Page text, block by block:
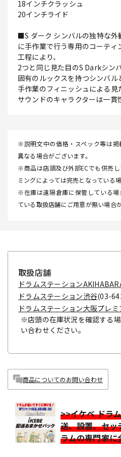
18インチクラッシュ
20インチライド
■S ダーク シンバルの独特な外
に手作業で行う専用のコーテ
工程により、
2つと同じ見た目のS Darkシン
固有のルックスを持つシンバル
手作業のフィニッシュによる見
サウンドのキャラクターは一貫
※説明文中の価格・スペック等は
異なる場合がございます。
※商品は店頭及び外部ECでも併売
ミングによっては完売となっている
※在庫は遠隔倉庫に保管している
ている取扱店舗にご用意が無い場合
取扱店舗
ドラムステーション
ドラムステーション渋谷(03-
ドラムステーション大阪プレミ
※店頭の在庫状況を確認する
い合わせください。
商品についてのお問い合わせ
>>イケベ ドラ
送、設置、セッ
ラムの専門家に